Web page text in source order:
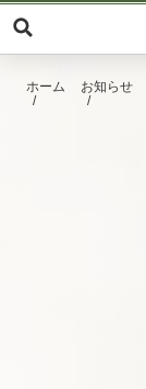
ホーム お知らせ